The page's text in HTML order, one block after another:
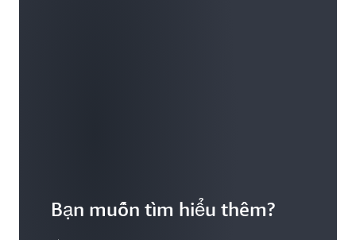
Bạn muốn tìm hiểu thêm?